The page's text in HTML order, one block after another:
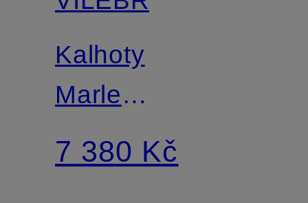
Kalhoty
Marlene
LINE z
krajky
7 380 Kč